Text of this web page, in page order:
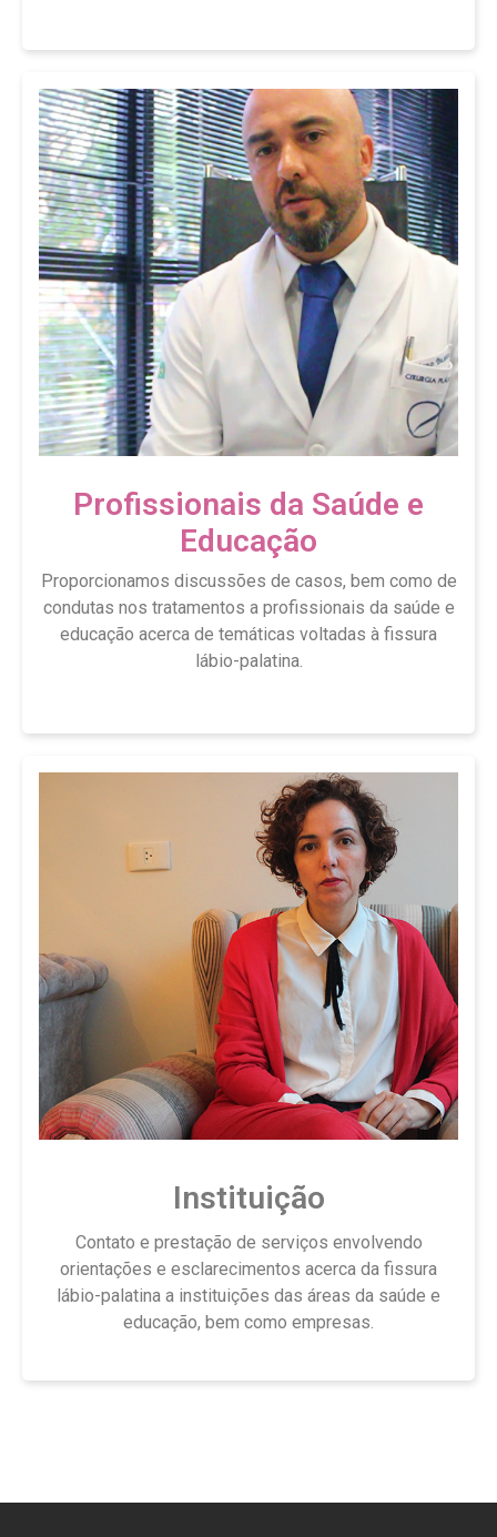
Profissionais da Saúde e
Educação
Proporcionamos discussões de casos, bem como de
condutas nos tratamentos a profissionais da saúde e
educação acerca de temáticas voltadas à fissura
lábio-palatina.
Instituição
Contato e prestação de serviços envolvendo
orientações e esclarecimentos acerca da fissura
lábio-palatina a instituições das áreas da saúde e
educação, bem como empresas.